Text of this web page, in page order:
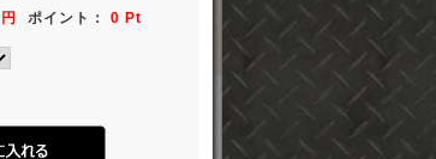
円 ポイント： 0 Pt